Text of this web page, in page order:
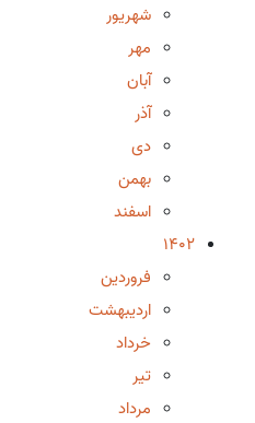
شهریور
مهر
آبان
آذر
دی
بهمن
اسفند
1402
فروردین
اردیبهشت
خرداد
تیر
مرداد